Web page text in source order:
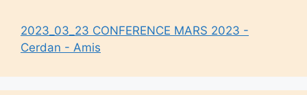
2023_03_23 CONFERENCE MARS 2023 -
Cerdan - Amis